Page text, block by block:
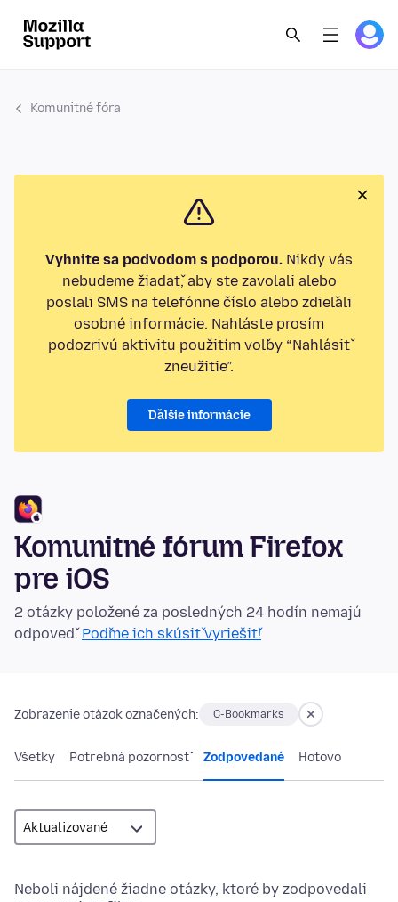
Komunitné fóra
Vyhnite sa podvodom s podporou. Nikdy vás
nebudeme žiadať, aby ste zavolali alebo
poslali SMS na telefónne číslo alebo zdieľali
osobné informácie. Nahláste prosím
podozrivú aktivitu použitím voľby “Nahlásiť
zneužitie”.
Ďalšie informácie
Komunitné fórum Firefox
pre iOS
2 otázky položené za posledných 24 hodín nemajú
odpoveď.Poďme ich skúsiť vyriešiť!
Zobrazenie otázok označených: C-Bookmarks
Všetky Potrebná pozornosť Zodpovedané Hotovo
Neboli nájdené žiadne otázky, ktoré by zodpovedali